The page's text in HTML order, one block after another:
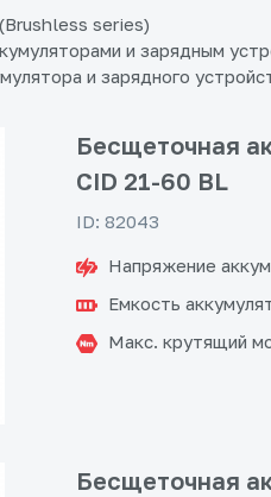
series)
и зарядным
и зарядного
Бесщеточная
CID 21-60 BL
ID: 82043
Напряжение
Емкость
Макс. крутящий
Бесщеточная